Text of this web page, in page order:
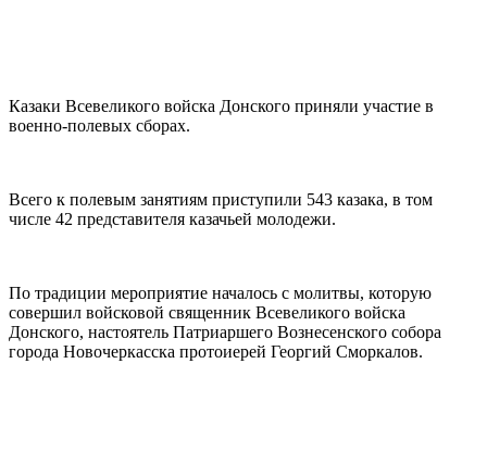
Казаки Всевеликого войска Донского приняли участие в
военно-полевых сборах.
Всего к полевым занятиям приступили 543 казака, в том
числе 42 представителя казачьей молодежи.
По традиции мероприятие началось с молитвы, которую
совершил войсковой священник Всевеликого войска
Донского, настоятель Патриаршего Вознесенского собора
города Новочеркасска протоиерей Георгий Сморкалов.